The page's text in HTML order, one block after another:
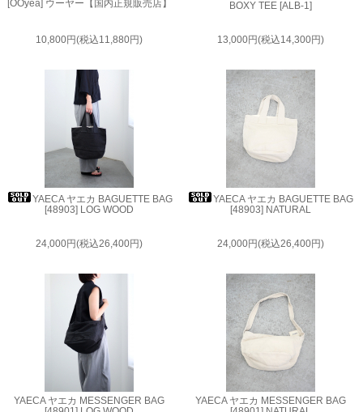
[OOyea] ウーヤー【国内正規販売店】
10,800円(税込11,880円)
BOXY TEE [ALB-1]
13,000円(税込14,300円)
YAECA ヤエカ BAGUETTE BAG
[48903] LOG WOOD
24,000円(税込26,400円)
YAECA ヤエカ BAGUETTE BAG
[48903] NATURAL
24,000円(税込26,400円)
YAECA ヤエカ MESSENGER BAG
YAECA ヤエカ MESSENGER BAG